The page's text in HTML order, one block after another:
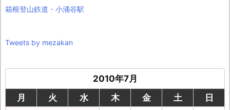
箱根登山鉄道・小涌谷駅
Tweets by mezakan
2010年7月
月
火 水 木 金 土
日